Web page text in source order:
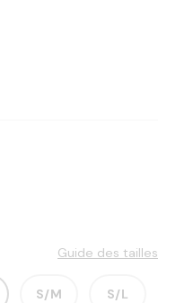
Guide des tailles
S/M S/L